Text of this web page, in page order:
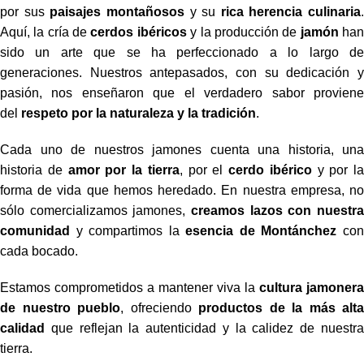
por sus paisajes montañososy su rica herencia culinaria.
Aquí, la cría decerdos ibéricosy la producción de jamón han
sido un arte que se ha perfeccionado a lo largo de
generaciones. Nuestros antepasados, con su dedicación y
pasión, nos enseñaron que el verdadero sabor proviene
del respeto por la naturaleza y la tradición.
Cada uno de nuestros jamones cuenta una historia, una
historia deamor por la tierra, por el cerdo ibéricoy por la
forma de vida que hemos heredado. En nuestra empresa, no
sólo comercializamos jamones, creamos lazos con nuestra
comunidad
y compartimos laesencia de Montánchez con
cada bocado.
Estamos comprometidos a mantener viva la cultura jamonera
de nuestro pueblo, ofreciendo productos de la más alta
calidad
que reflejan la autenticidad y la calidez de nuestra
tierra.